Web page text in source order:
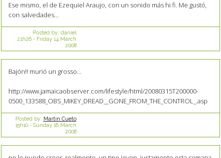
Ese mismo, el de Ezequiel Araujo, con un sonido más hi fi. Me gustó,
con salvedades...
Posted by: daniel
21h26- Friday 14 March
2008
Bajón!! murió un grosso...
http://www.jamaicaobserver.com/lifestyle/html/20080315T200000-
0500_133588_OBS_MIKEY_DREAD__GONE_FROM_THE_CONTROL_.asp
Posted by: Martín Cueto
15h10- Sunday 16 March
2008